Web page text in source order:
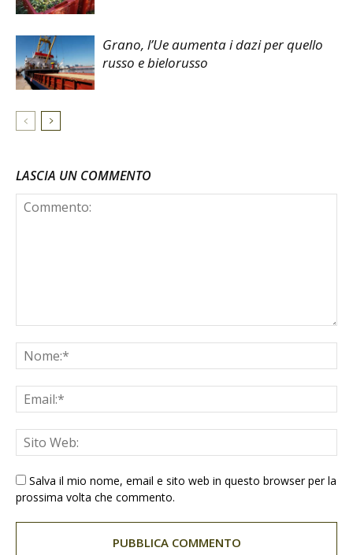
Grano, l’Ue aumenta i dazi per quello
russo e bielorusso
LASCIA UN COMMENTO
Salva il mio nome, email e sito web in questo browser per la
prossima volta che commento.